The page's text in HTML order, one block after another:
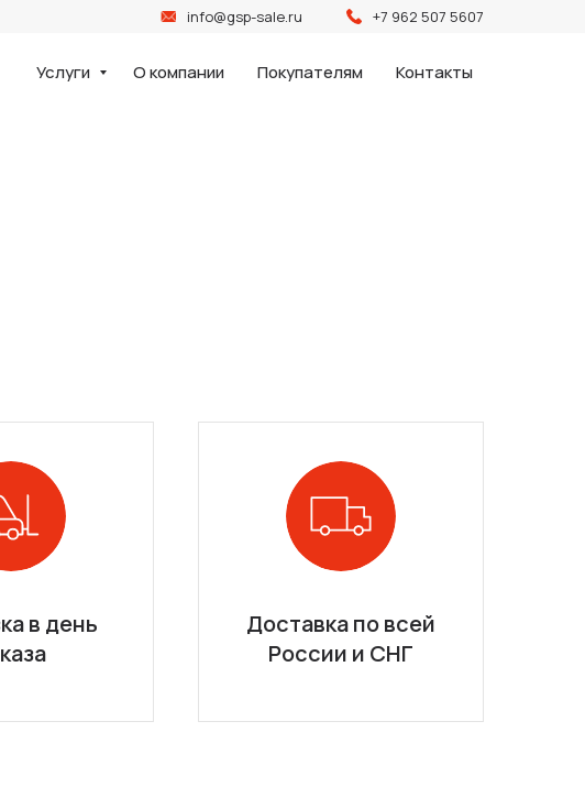
info@gsp-sale.ru +7 962 507 5607
Услуги О компании Покупателям Контакты
в день
Доставка по всей
России и СНГ